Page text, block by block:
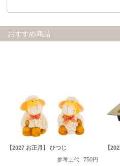
おすすめ商品
【2027 お正月】 ひつじ
参考上代
750円
【